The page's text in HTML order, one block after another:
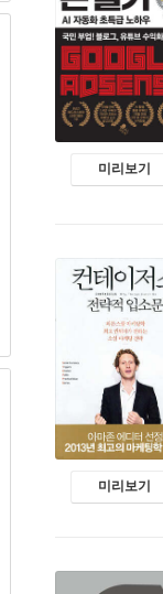
미리보기
미리보기